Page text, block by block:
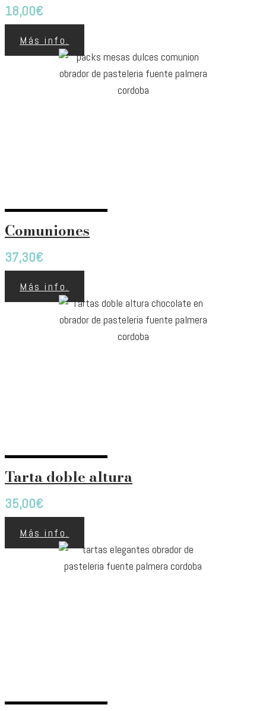
18,00€
Más info.
Comuniones
37,30€
Más info.
Tarta doble altura
35,00€
Más info.